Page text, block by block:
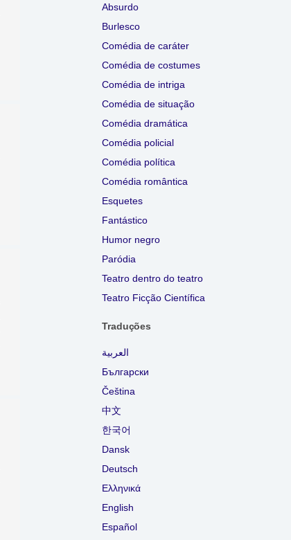
Absurdo
Burlesco
Comédia de caráter
Comédia de costumes
Comédia de intriga
Comédia de situação
Comédia dramática
Comédia policial
Comédia política
Comédia romântica
Esquetes
Fantástico
Humor negro
Paródia
Teatro dentro do teatro
Teatro Ficção Científica
Traduções
العربية
Български
Čeština
中文
한국어
Dansk
Deutsch
Ελληνικά
English
Español